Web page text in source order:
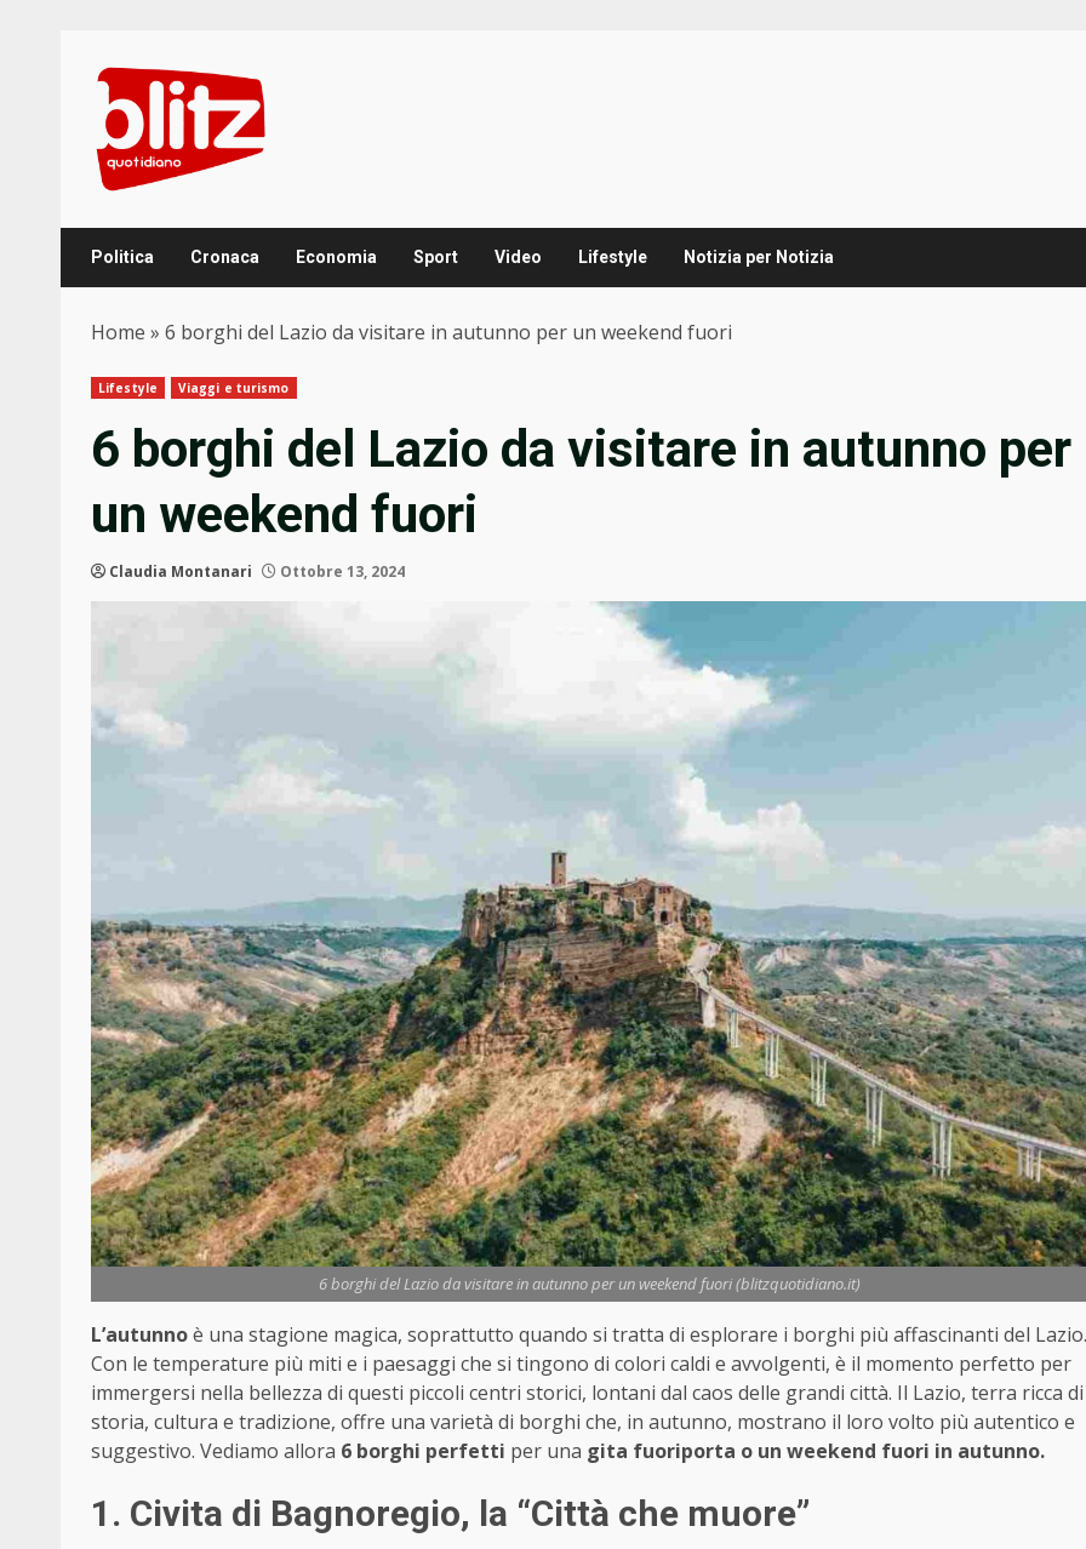
content
Politica Cronaca Economia Sport Video Lifestyle Notizia per Notizia
Home » 6 borghi del Lazio da visitare in autunno per un weekend fuori
Lifestyle Viaggi e turismo
6 borghi del Lazio da visitare in autunno per
un weekend fuori
Claudia Montanari Ottobre 13, 2024
6 borghi del Lazio da visitare in autunno per un weekend fuori (blitzquotidiano.it)
L’autunnoè una stagione magica, soprattutto quando si tratta di esplorare i borghi più affascinanti del Lazio.
Con le temperature più miti e i paesaggi che si tingono di colori caldi e avvolgenti, è il momento perfetto per
immergersi nella bellezza di questi piccoli centri storici, lontani dal caos delle grandi città. Il Lazio, terra ricca di
storia, cultura e tradizione, offre una varietà di borghi che, in autunno, mostrano il loro volto più autentico e
suggestivo. Vediamo allora 6 borghi perfetti per una gita fuoriporta o un weekend fuori in autunno.
1. Civita di Bagnoregio, la “Città che muore”